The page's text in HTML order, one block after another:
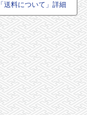
「送料について」詳細